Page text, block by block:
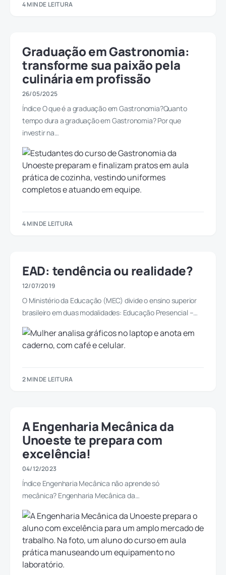
4 MIN DE LEITURA
Graduação em Gastronomia:
transforme sua paixão pela
culinária em profissão
26/05/2025
Índice O que é a graduação em Gastronomia?Quanto
tempo dura a graduação em Gastronomia? Por que
investir na…
4 MIN DE LEITURA
EAD: tendência ou realidade?
12/07/2019
O Ministério da Educação (MEC) divide o ensino superior
brasileiro em duas modalidades: Educação Presencial –…
2 MIN DE LEITURA
A Engenharia Mecânica da
Unoeste te prepara com
excelência!
04/12/2023
Índice Engenharia Mecânica não aprende só
mecânica? Engenharia Mecânica da…